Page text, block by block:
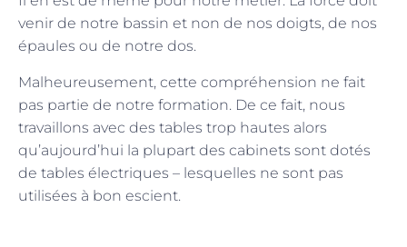
venir de notre bassin et non de nos doigts, de nos
épaules ou de notre dos.
Malheureusement, cette compréhension ne fait
pas partie de notre formation. De ce fait, nous
travaillons avec des tables trop hautes alors
qu’aujourd’hui la plupart des cabinets sont dotés
de tables électriques – lesquelles ne sont pas
utilisées à bon escient.